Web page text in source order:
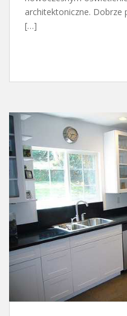
architektoniczne. Dobrze
[…]